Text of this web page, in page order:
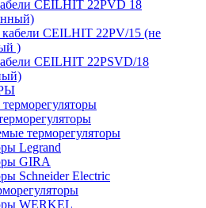
CEILHIT 22PVD 18
CEILHIT 22PV/15 (не
)
CEILHIT 22PSVD/18
терморегуляторы
Legrand
GIRA
Schneider Electric
WERKEL